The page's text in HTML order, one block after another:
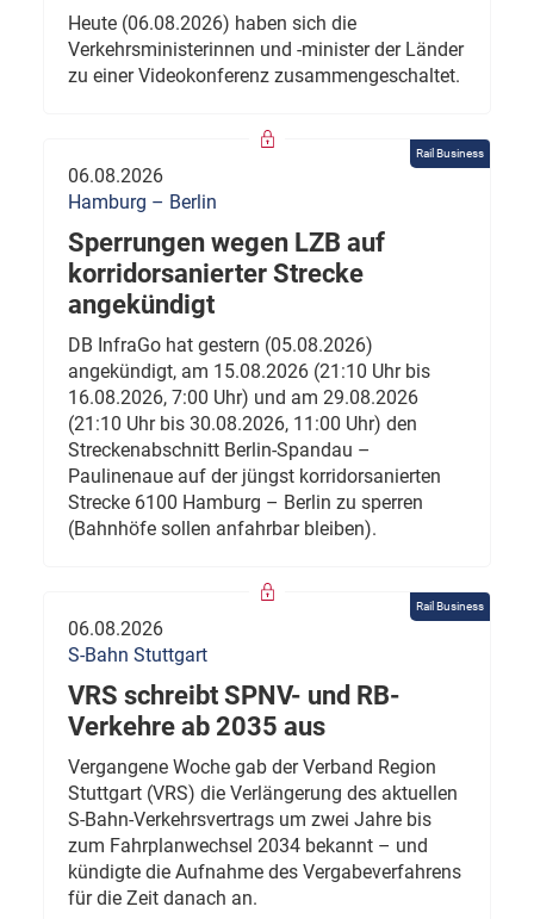
Heute (06.08.2026) haben sich die
Verkehrsministerinnen und -minister der Länder
zu einer Videokonferenz zusammengeschaltet.
Rail Business
06.08.2026
Hamburg – Berlin
Sperrungen wegen LZB auf
korridorsanierter Strecke
angekündigt
DB InfraGo hat gestern (05.08.2026)
angekündigt, am 15.08.2026 (21:10 Uhr bis
16.08.2026, 7:00 Uhr) und am 29.08.2026
(21:10 Uhr bis 30.08.2026, 11:00 Uhr) den
Streckenabschnitt Berlin-Spandau –
Paulinenaue auf der jüngst korridorsanierten
Strecke 6100 Hamburg – Berlin zu sperren
(Bahnhöfe sollen anfahrbar bleiben).
Rail Business
06.08.2026
S-Bahn Stuttgart
VRS schreibt SPNV- und RB-
Verkehre ab 2035 aus
Vergangene Woche gab der Verband Region
Stuttgart (VRS) die Verlängerung des aktuellen
S-Bahn-Verkehrsvertrags um zwei Jahre bis
zum Fahrplanwechsel 2034 bekannt – und
kündigte die Aufnahme des Vergabeverfahrens
für die Zeit danach an.